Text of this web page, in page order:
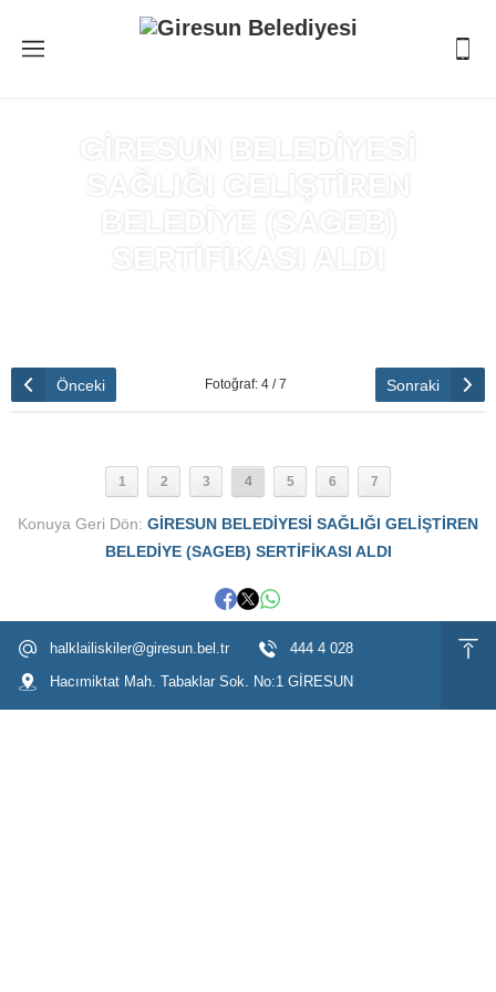
GİRESUN BELEDİYESİ
SAĞLIĞI GELİŞTİREN
BELEDİYE (SAGEB)
SERTİFİKASI ALDI
Önceki Fotoğraf: 4 / 7 Sonraki
1 2 3 4 5 6 7
Konuya Geri Dön: GİRESUN BELEDİYESİ SAĞLIĞI GELİŞTİREN
BELEDİYE (SAGEB) SERTİFİKASI ALDI
halklailiskiler@giresun.bel.tr
444 4 028
Hacımiktat Mah. Tabaklar Sok. No:1 GİRESUN